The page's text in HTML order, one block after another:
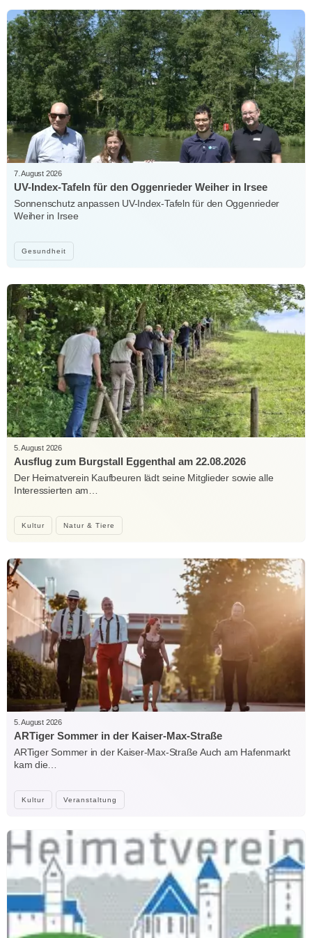
Gesundheit
7. August 2026
UV-Index-Tafeln für den Oggenrieder Weiher in Irsee
Sonnenschutz anpassen UV-Index-Tafeln für den Oggenrieder
Weiher in Irsee
Kultur Natur & Tiere
5. August 2026
Ausflug zum Burgstall Eggenthal am 22.08.2026
Der Heimatverein Kaufbeuren lädt seine Mitglieder sowie alle
Interessierten am…
Kultur Veranstaltung
5. August 2026
ARTiger Sommer in der Kaiser-Max-Straße
ARTiger Sommer in der Kaiser-Max-Straße Auch am Hafenmarkt
kam die…